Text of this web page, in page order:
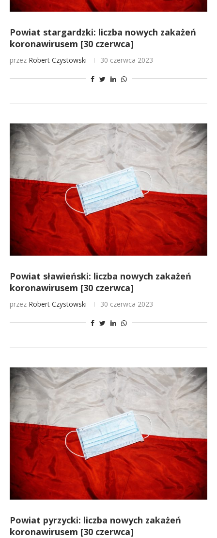
Powiat stargardzki: liczba nowych zakażeń
koronawirusem [30 czerwca]
przez Robert Czystowski 30 czerwca 2023
Powiat sławieński: liczba nowych zakażeń
koronawirusem [30 czerwca]
przez Robert Czystowski 30 czerwca 2023
Powiat pyrzycki: liczba nowych zakażeń
koronawirusem [30 czerwca]